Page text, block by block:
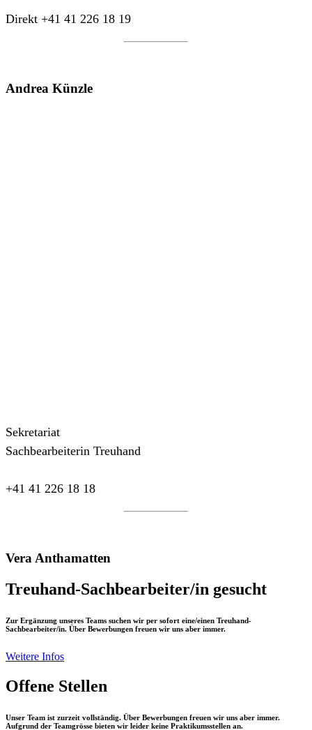
Direkt +41 41 226 18 19
Andrea Künzle
Sekretariat
Sachbearbeiterin Treuhand
+41 41 226 18 18
Vera Anthamatten
Treuhand-Sachbearbeiter/in gesucht
Zur Ergänzung unseres Teams suchen wir per sofort eine/einen Treuhand-
Sachbearbeiter/in. Über Bewerbungen freuen wir uns aber immer.
Weitere Infos
Offene Stellen
Unser Team ist zurzeit vollständig. Über Bewerbungen freuen wir uns aber immer.
Aufgrund der Teamgrösse bieten wir leider keine Praktikumsstellen an.